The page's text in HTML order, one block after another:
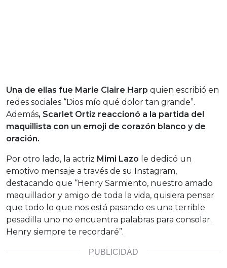
Una de ellas fue Marie Claire Harp quien escribió en
redes sociales “Dios mío qué dolor tan grande”.
Además, Scarlet Ortiz reaccionó a la partida del
maquillista con un emoji de corazón blanco y de
oración.
Por otro lado, la actriz Mimi Lazo le dedicó un
emotivo mensaje a través de su Instagram,
destacando que “Henry Sarmiento, nuestro amado
maquillador y amigo de toda la vida, quisiera pensar
que todo lo que nos está pasando es una terrible
pesadilla uno no encuentra palabras para consolar.
Henry siempre te recordaré”.